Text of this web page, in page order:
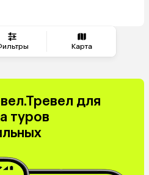
Карта
для
туров